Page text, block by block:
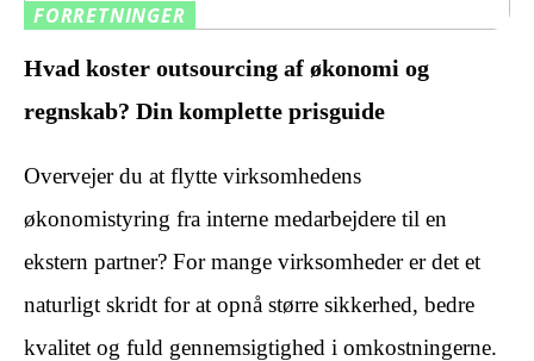
FORRETNINGER
Hvad koster outsourcing af økonomi og
regnskab? Din komplette prisguide
Overvejer du at flytte virksomhedens
økonomistyring fra interne medarbejdere til en
ekstern partner? For mange virksomheder er det et
naturligt skridt for at opnå større sikkerhed, bedre
kvalitet og fuld gennemsigtighed i omkostningerne.